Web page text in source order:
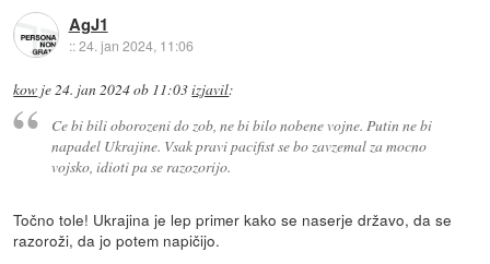
AgJ1
::24. jan 2024, 11:06
kow je 24. jan 2024 ob 11:03izjavil:
Ce bi bili oborozeni do zob, ne bi bilo nobene vojne. Putin ne bi
napadel Ukrajine. Vsak pravi pacifist se bo zavzemal za mocno
vojsko, idioti pa se razozorijo.
Točno tole! Ukrajina je lep primer kako se naserje državo, da se
razoroži, da jo potem napičijo.